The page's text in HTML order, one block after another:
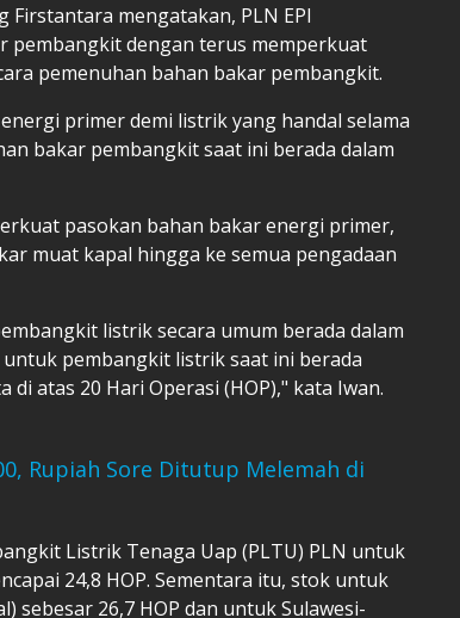
Firstantara mengatakan, PLN EPI
pembangkit dengan terus memperkuat
pemenuhan bahan bakar pembangkit.
primer demi listrik yang handal selama
bakar pembangkit saat ini berada dalam
pasokan bahan bakar energi primer,
muat kapal hingga ke semua pengadaan
listrik secara umum berada dalam
pembangkit listrik saat ini berada
atas 20 Hari Operasi (HOP)," kata Iwan.
Rupiah Sore Ditutup Melemah di
Listrik Tenaga Uap (PLTU) PLN untuk
24,8 HOP. Sementara itu, stok untuk
sebesar 26,7 HOP dan untuk Sulawesi-